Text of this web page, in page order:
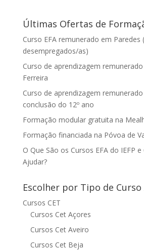
Últimas Ofertas de
Curso EFA remunerado em Paredes
desempregados/as)
Curso de aprendizagem
Ferreira
Curso de aprendizagem
conclusão do 12º ano
Formação modular gratuita na
Formação financiada na Póvoa de
O Que São os Cursos EFA do IEFP
Ajudar?
Escolher por Tipo de
Cursos CET
Cursos Cet Açores
Cursos Cet Aveiro
Cursos Cet Beja